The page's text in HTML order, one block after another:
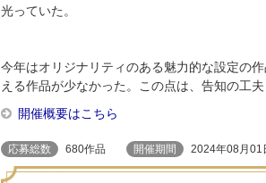
光っていた。
今年はオリジナリティのある魅力的な設定の
える作品が少なかった。この点は、告知の工
開催概要はこちら
応募総数 680作品 開催期間 2024年08月01